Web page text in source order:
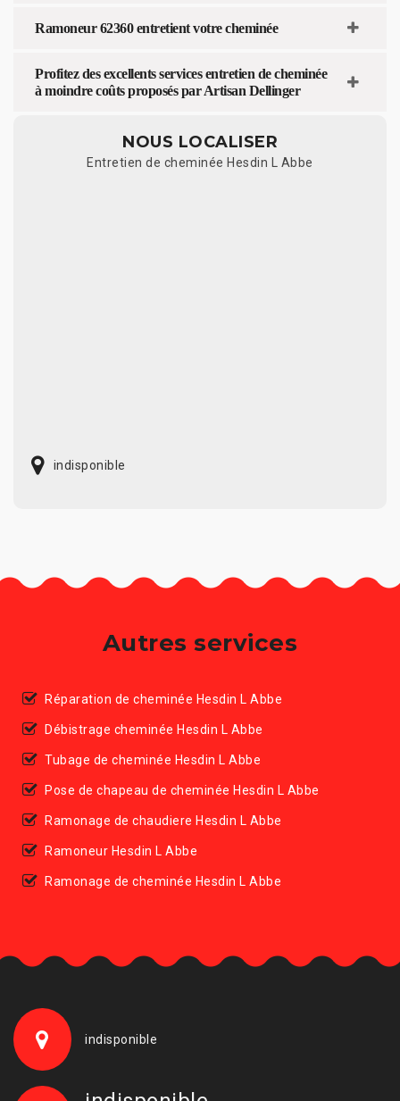
Ramoneur 62360 entretient votre cheminée
Profitez des excellents services entretien de cheminée
à moindre coûts proposés par Artisan Dellinger
NOUS LOCALISER
Entretien de cheminée Hesdin L Abbe
indisponible
Autres services
Réparation de cheminée Hesdin L Abbe
Débistrage cheminée Hesdin L Abbe
Tubage de cheminée Hesdin L Abbe
Pose de chapeau de cheminée Hesdin L Abbe
Ramonage de chaudiere Hesdin L Abbe
Ramoneur Hesdin L Abbe
Ramonage de cheminée Hesdin L Abbe
indisponible